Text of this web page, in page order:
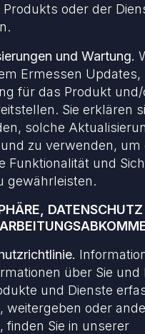
Produkts oder der
und Wartung.
Ermessen Updates,
für das Produkt und/
Sie erklären
solche
zu verwenden, um
Funktionalität und
gewährleisten.
über Sie und
und Dienste
weitergeben oder
finden Sie in unserer